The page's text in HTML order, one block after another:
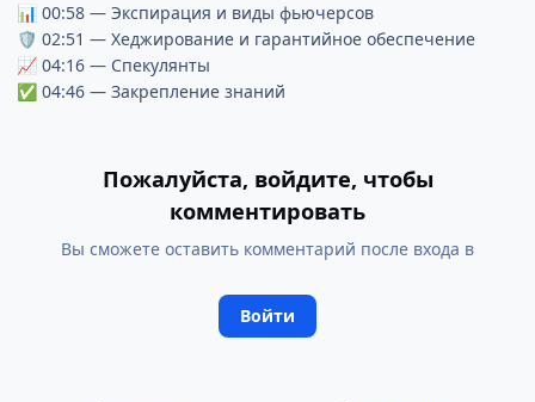
📊 00:58 — Экспирация и виды фьючерсов
🛡️ 02:51 — Хеджирование и гарантийное обеспечение
📈 04:16 — Спекулянты
✅ 04:46 — Закрепление знаний
Пожалуйста, войдите, чтобы
комментировать
Вы сможете оставить комментарий после входа в
Войти